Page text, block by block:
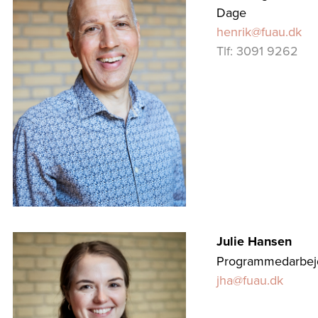
Dage
henrik@fuau.dk
Tlf: 3091 9262
Julie Hansen
jha@fuau.dk